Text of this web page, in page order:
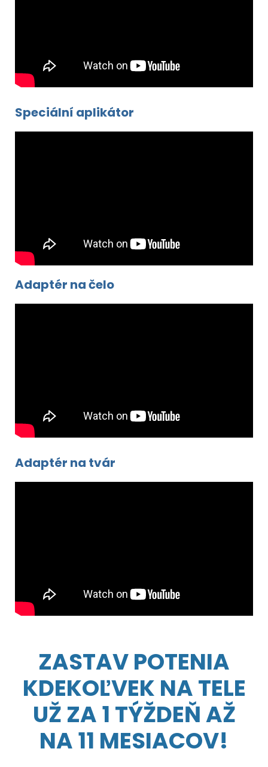
Speciální aplikátor
Adaptér na čelo
Adaptér na tvár
ZASTAV POTENIA
KDEKOĽVEK NA TELE
UŽ ZA 1 TÝŽDEŇ AŽ
NA 11 MESIACOV!